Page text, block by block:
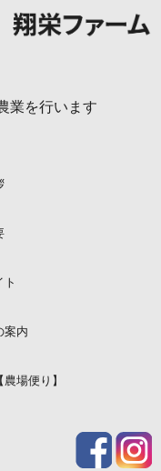
業を行います
案内
場便り】